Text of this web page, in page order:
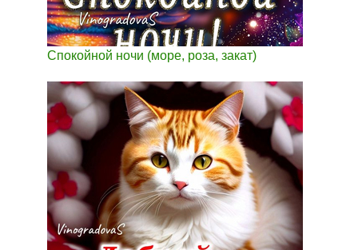
Спокойной ночи (море, роза, закат)